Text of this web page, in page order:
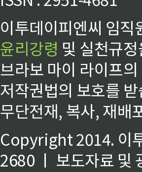
이투데이피엔씨 임
윤리강령 및 실천규
브라보 마이 라이프
저작권법의 보호를
무단전재, 복사, 재배
Copyright 2014. 이
2680 ㅣ 보도자료